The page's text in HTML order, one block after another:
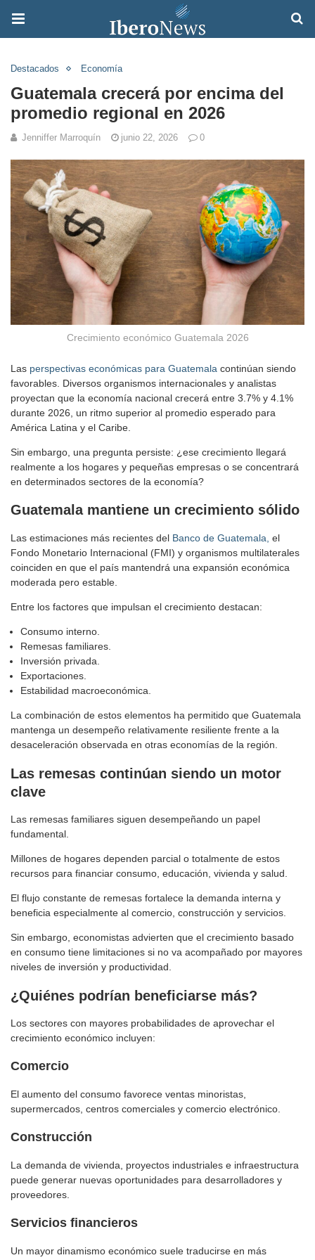
Destacados Economía
Guatemala crecerá por encima del
promedio regional en 2026
Jenniffer Marroquín junio 22, 2026 0
Crecimiento económico Guatemala 2026
Las perspectivas económicas para Guatemala continúan siendo
favorables. Diversos organismos internacionales y analistas
proyectan que la economía nacional crecerá entre 3.7% y 4.1%
durante 2026, un ritmo superior al promedio esperado para
América Latina y el Caribe.
Sin embargo, una pregunta persiste: ¿ese crecimiento llegará
realmente a los hogares y pequeñas empresas o se concentrará
en determinados sectores de la economía?
Guatemala mantiene un crecimiento sólido
Las estimaciones más recientes del Banco de Guatemala, el
Fondo Monetario Internacional (FMI) y organismos multilaterales
coinciden en que el país mantendrá una expansión económica
moderada pero estable.
Entre los factores que impulsan el crecimiento destacan:
Consumo interno.
Remesas familiares.
Inversión privada.
Exportaciones.
Estabilidad macroeconómica.
La combinación de estos elementos ha permitido que Guatemala
mantenga un desempeño relativamente resiliente frente a la
desaceleración observada en otras economías de la región.
Las remesas continúan siendo un motor
clave
Las remesas familiares siguen desempeñando un papel
fundamental.
Millones de hogares dependen parcial o totalmente de estos
recursos para financiar consumo, educación, vivienda y salud.
El flujo constante de remesas fortalece la demanda interna y
beneficia especialmente al comercio, construcción y servicios.
Sin embargo, economistas advierten que el crecimiento basado
en consumo tiene limitaciones si no va acompañado por mayores
niveles de inversión y productividad.
¿Quiénes podrían beneficiarse más?
Los sectores con mayores probabilidades de aprovechar el
crecimiento económico incluyen:
Comercio
El aumento del consumo favorece ventas minoristas,
supermercados, centros comerciales y comercio electrónico.
Construcción
La demanda de vivienda, proyectos industriales e infraestructura
puede generar nuevas oportunidades para desarrolladores y
proveedores.
Servicios financieros
Un mayor dinamismo económico suele traducirse en más